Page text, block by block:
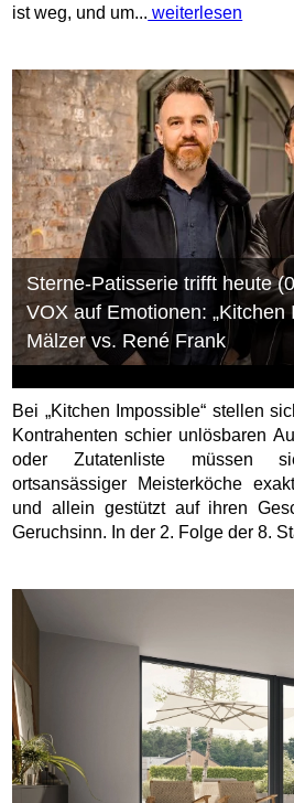
ist weg, und um... weiterlesen
Sterne-Patisserie trifft heute
VOX auf Emotionen: „Kitchen
Mälzer vs. René Frank
Bei „Kitchen Impossible“ stellen
Kontrahenten schier unlösbaren
oder Zutatenliste müssen
ortsansässiger Meisterköche
und allein gestützt auf ihren
Geruchsinn. In der 2. Folge der 8.